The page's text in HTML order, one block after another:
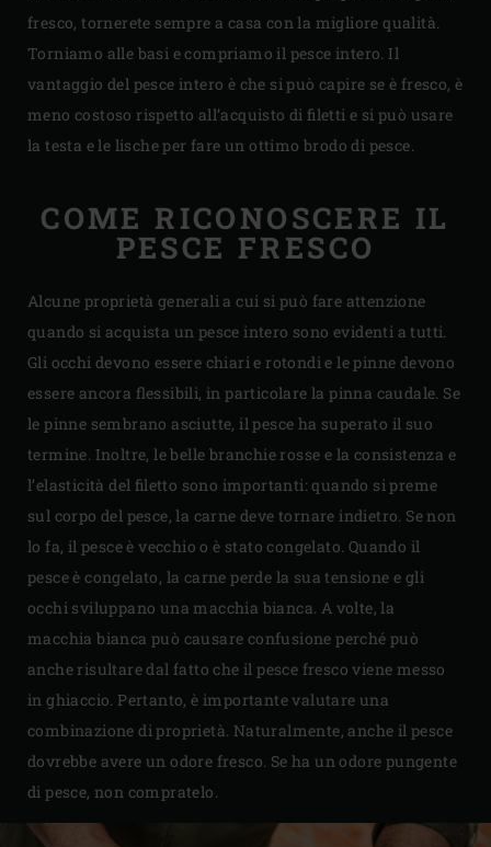
fresco, tornerete sempre a casa con la migliore qualità.
Torniamo alle basi e compriamo il pesce intero. Il
vantaggio del pesce intero è che si può capire se è fresco, è
meno costoso rispetto all’acquisto di filetti e si può usare
la testa e le lische per fare un ottimo brodo di pesce.
COME RICONOSCERE IL
PESCE FRESCO
Alcune proprietà generali a cui si può fare attenzione
quando si acquista un pesce intero sono evidenti a tutti.
Gli occhi devono essere chiari e rotondi e le pinne devono
essere ancora flessibili, in particolare la pinna caudale. Se
le pinne sembrano asciutte, il pesce ha superato il suo
termine. Inoltre, le belle branchie rosse e la consistenza e
l’elasticità del filetto sono importanti: quando si preme
sul corpo del pesce, la carne deve tornare indietro. Se non
lo fa, il pesce è vecchio o è stato congelato. Quando il
pesce è congelato, la carne perde la sua tensione e gli
occhi sviluppano una macchia bianca. A volte, la
macchia bianca può causare confusione perché può
anche risultare dal fatto che il pesce fresco viene messo
in ghiaccio. Pertanto, è importante valutare una
combinazione di proprietà. Naturalmente, anche il pesce
dovrebbe avere un odore fresco. Se ha un odore pungente
di pesce, non compratelo.